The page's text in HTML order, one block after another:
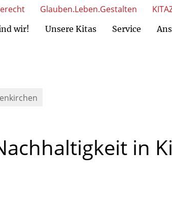
wir! Unsere Kitas Service
Glauben.Leben.Gestalten
in